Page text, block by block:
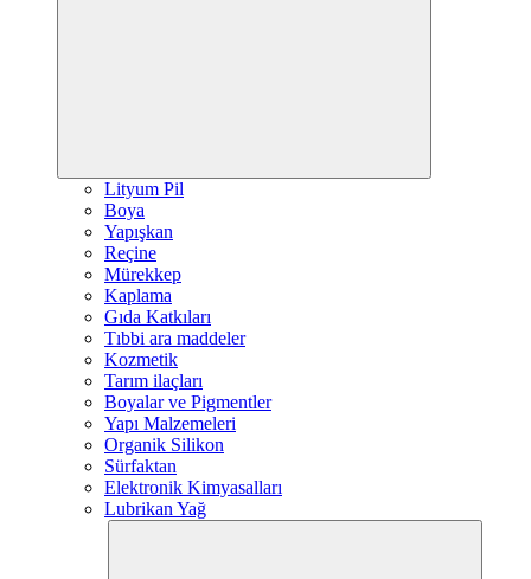
Lityum Pil
Boya
Yapışkan
Reçine
Mürekkep
Kaplama
Gıda Katkıları
Tıbbi ara maddeler
Kozmetik
Tarım ilaçları
Boyalar ve Pigmentler
Yapı Malzemeleri
Organik Silikon
Sürfaktan
Elektronik Kimyasalları
Lubrikan Yağ